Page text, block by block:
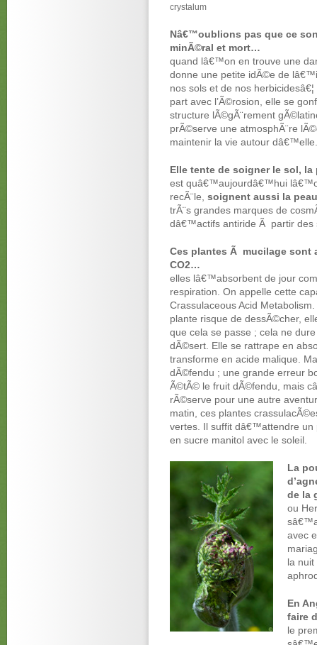
crystalum
Nâ€™oublions pas que ce
minÃ©ral et mort…
quand lâ€™on en trouve une
donne une petite idÃ©e de
nos sols et de nos
part avec l’Ã©rosion, elle se
structure lÃ©gÃ¨rement
prÃ©serve une atmosphÃ¨re
maintenir la vie autour dâ€™elle.
Elle tente de soigner le sol, la
est quâ€™aujourdâ€™hui
recÃ¨le, soignent aussi la
trÃ¨s grandes marques de
dâ€™actifs antiride Ã partir des
Ces plantes Ã mucilage sont
CO2…
elles lâ€™absorbent de jour
respiration. On appelle cette
Crassulaceous Acid
plante risque de dessÃ©cher,
que cela se passe ; cela ne
dÃ©sert. Elle se rattrape en
transforme en acide malique.
dÃ©fendu ; une grande erreur
Ã©tÃ© le fruit dÃ©fendu, mais
rÃ©serve pour une autre
matin, ces plantes
vertes. Il suffit dâ€™attendre
en sucre manitol avec le soleil.
La
de la
ou
avec
la
En
faire
le